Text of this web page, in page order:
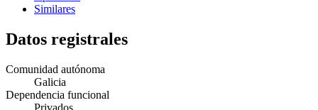
Similares
Datos registrales
Comunidad autónoma
Galicia
Dependencia funcional
Privados